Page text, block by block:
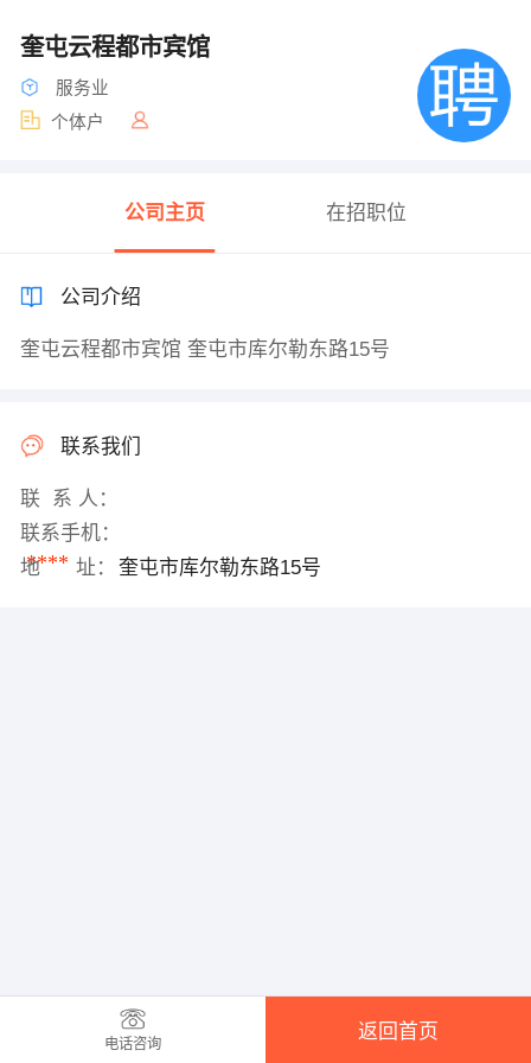
奎屯云程都市宾馆
服务业
个体户
公司主页 在招职位
公司介绍
奎屯云程都市宾馆 奎屯市库尔勒东路15号
联系我们
联 系 人：
联系手机：
****
地 址： 奎屯市库尔勒东路15号
电话咨询
返回首页